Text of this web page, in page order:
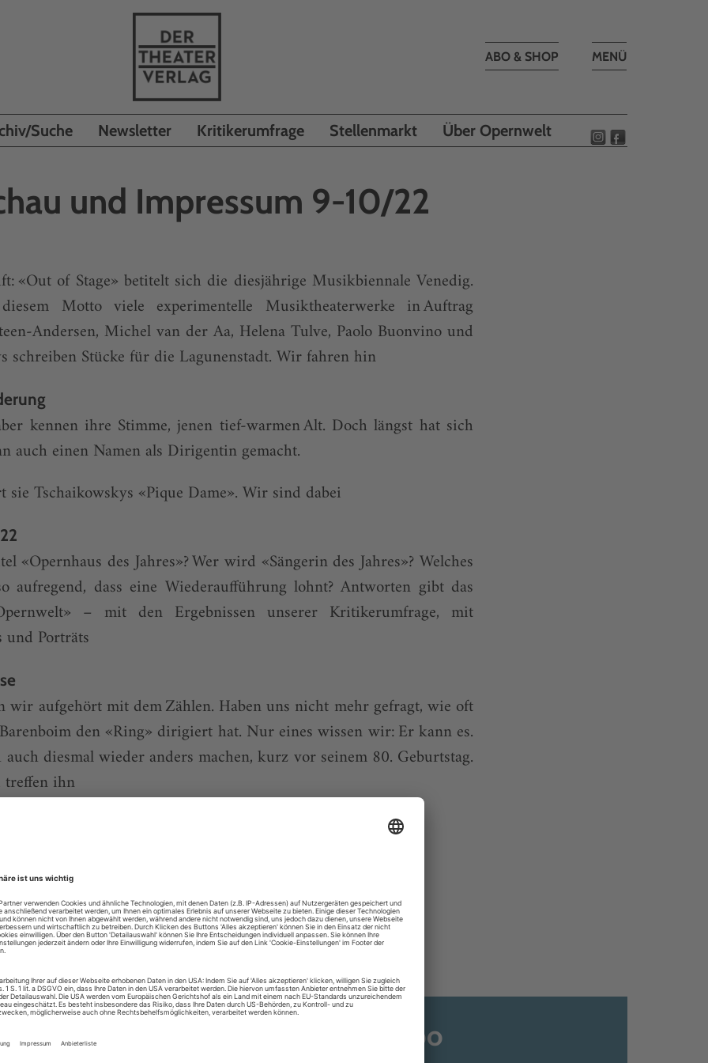
Toggle
MENÜ
ABO & SHOP
Suche Newsletter Kritikerumfrage Stellenmarkt Über Opernwelt
und Impressum 9-10/22
«Out of Stage» betitelt sich die diesjährige Musikbiennale Venedig.
Motto viele experimentelle Musiktheaterwerke in Auftrag
Andersen, Michel van der Aa, Helena Tulve, Paolo Buonvino und
schreiben Stücke für die Lagunenstadt. Wir fahren hin
kennen ihre Stimme, jenen tief-warmen Alt. Doch längst hat sich
auch einen Namen als Dirigentin gemacht.
Tschaikowskys «Pique Dame». Wir sind dabei
«Opernhaus des Jahres»? Wer wird «Sängerin des Jahres»? Welches
aufregend, dass eine Wiederaufführung lohnt? Antworten gibt das
– mit den Ergebnissen unserer Kritikerumfrage, mit
und Porträts
wir aufgehört mit dem Zählen. Haben uns nicht mehr gefragt, wie oft
den «Ring» dirigiert hat. Nur eines wissen wir: Er kann es.
diesmal wieder anders machen, kurz vor seinem 80. Geburtstag.
ihn
09/10
mit dem digitalen Monats-Abo